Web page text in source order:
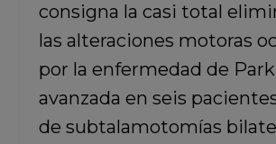
consigna la casi total
las alteraciones motoras
por la enfermedad de
avanzada en seis
de subtalamotomías